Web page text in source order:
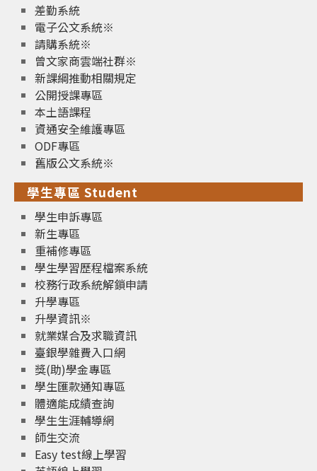
差勤系統
電子公文系統※
請購系統※
曾文家商雲端社群※
新課綱推動相關規定
公開授課專區
本土語課程
資通安全維護專區
ODF專區
舊版公文系統※
學生專區 Student
學生申訴專區
新生專區
重補修專區
學生學習歷程檔案系統
校務行政系統解鎖申請
升學專區
升學資訊※
就業媒合及求職資訊
臺銀學雜費入口網
獎(助)學金專區
學生匯款通知專區
體適能成績查詢
學生生涯輔導網
師生交流
Easy test線上學習